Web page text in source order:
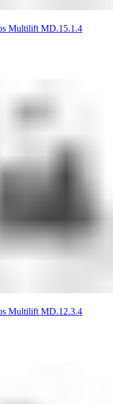
Multilift MD.15.1.4
Multilift MD.12.3.4